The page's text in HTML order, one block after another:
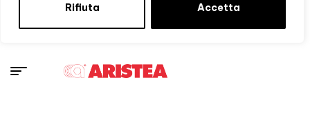
Rifiuta Accetta